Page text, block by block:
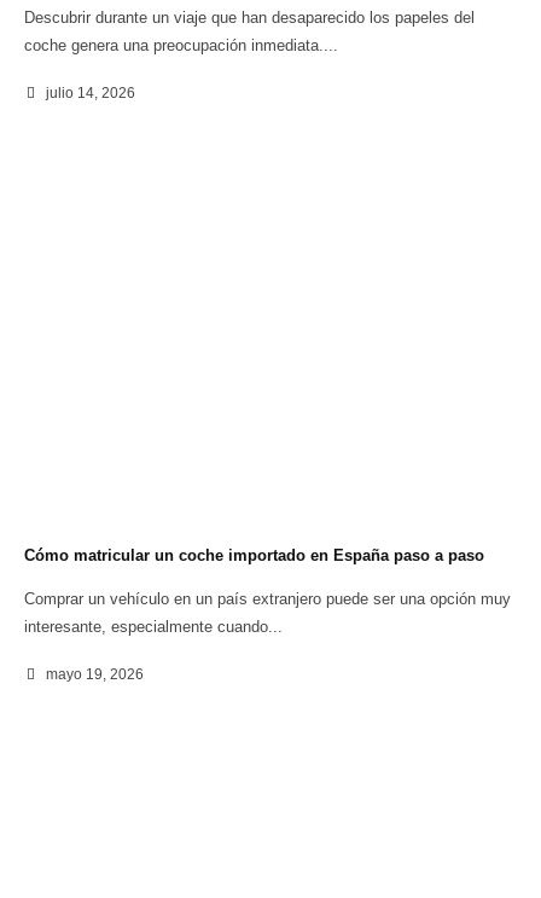
Descubrir durante un viaje que han desaparecido los papeles del
coche genera una preocupación inmediata....
julio 14, 2026
Cómo matricular un coche importado en España paso a paso
Comprar un vehículo en un país extranjero puede ser una opción muy
interesante, especialmente cuando...
mayo 19, 2026